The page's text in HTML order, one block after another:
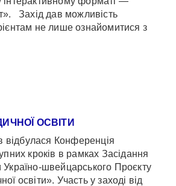
Захід дав можливість
не лише ознайомитися з
ОСВІТИ
відбулася Конференція
кроків в рамках Засідання
Україно-швейцарського Проєкту
освіти». Участь у заході від